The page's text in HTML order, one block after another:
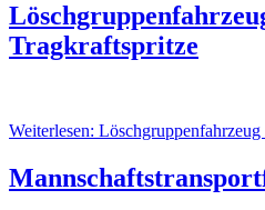
Tragkraftspritze
Weiterlesen: